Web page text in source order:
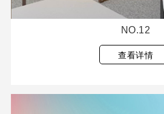
NO.12
查看详情